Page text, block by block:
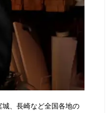
、長崎など全国各地の